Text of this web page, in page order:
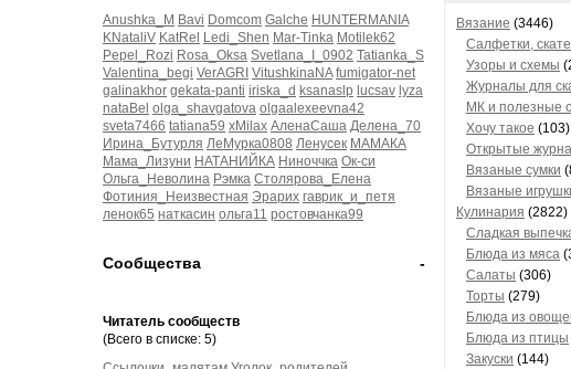
Anushka_M Bavi Domcom Galche HUNTERMANIA
KNataliV KatRel Ledi_Shen Mar-Tinka Motilek62
Pepel_Rozi Rosa_Oksa Svetlana_I_0902 Tatianka_S
Valentina_begi VerAGRI VitushkinaNA fumigator-net
galinakhor gekata-panti iriska_d ksanaslp lucsav lyza
nataBel olga_shavgatova olgaalexeevna42
sveta7466 tatiana59 xMilax АленаСаша Делена_70
Ирина_Бутурля ЛеМурка0808 Ленусек МАМАКА
Мама_Лизуни НАТАНИЙКА Ниноччка Ок-си
Ольга_Неволина Рэмка Столярова_Елена
Фотиния_Неизвестная Эрарих гаврик_и_петя
ленок65 наткасин ольга11 ростовчанка99
-
Сообщества
Читатель сообществ
(Всего в списке: 5)
Вязание (3446)
Салфетки,
Узоры и схемы
Журналы для
МК и полезные
Хочу такое (103)
Открытые
Вязаные сумки
Вязаные
Кулинария (2822)
Сладкая
Блюда из мяса
Салаты (306)
Торты (279)
Блюда из
Блюда из птицы
Закуски (144)